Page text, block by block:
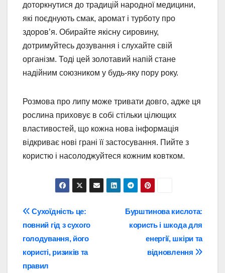
доторкнутися до традицій народної медицини,
які поєднують смак, аромат і турботу про
здоров’я. Обирайте якісну сировину,
дотримуйтесь дозування і слухайте свій
організм. Тоді цей золотавий напій стане
надійним союзником у будь-яку пору року.
Розмова про липу може тривати довго, адже ця
рослина приховує в собі стільки цілющих
властивостей, що кожна нова інформація
відкриває нові грані її застосування. Пийте з
користю і насолоджуйтеся кожним ковтком.
Навігація
записів
Бурштинова кислота:
користь і шкода для
енергії, шкіри та
відновлення
Сухоїдність це:
повний гід з сухого
голодування, його
користі, ризиків та
правил